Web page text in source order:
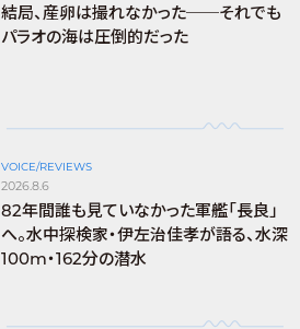
結局、産卵は撮れなかった──それでも
パラオの海は圧倒的だった
VOICE/REVIEWS
2026.8.6
82年間誰も見ていなかった軍艦「長良」
へ。水中探検家・伊左治佳孝が語る、水深
100m・162分の潜水